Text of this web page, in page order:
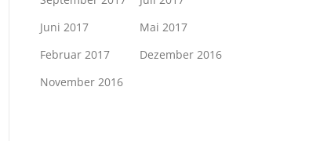
Juni 2017
Mai 2017
Februar 2017
Dezember 2016
November 2016